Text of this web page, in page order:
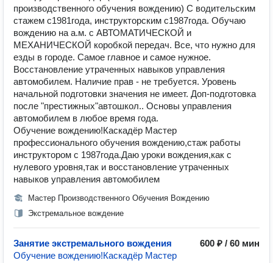
производственного обучения вождению) С водительским
стажем с1981года, инструкторским с1987года. Обучаю
вождению на а.м. с АВТОМАТИЧЕСКОЙ и
МЕХАНИЧЕСКОЙ коробкой передач. Все, что нужно для
езды в городе. Самое главное и самое нужное.
Восстановление утраченных навыков управления
автомобилем. Наличие прав - не требуется. Уровень
начальной подготовки значения не имеет. Доп-подготовка
после "престижных"автошкол.. Основы управления
автомобилем в любое время года.
Обучение вождению!Каскадёр Мастер
профессионального обучения вождению,стаж работы
инструктором с 1987года.Даю уроки вождения,как с
нулевого уровня,так и восстановление утраченных
навыков управления автомобилем
Мастер Производственного Обучения Вождению
Экстремальное вождение
Занятие экстремального вождения
600 ₽ / 60 мин
Обучение вождению!Каскадёр Мастер